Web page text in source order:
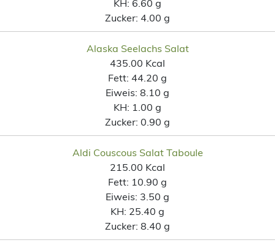
KH: 6.60 g
Zucker: 4.00 g
Alaska Seelachs Salat
435.00 Kcal
Fett: 44.20 g
Eiweis: 8.10 g
KH: 1.00 g
Zucker: 0.90 g
Aldi Couscous Salat Taboule
215.00 Kcal
Fett: 10.90 g
Eiweis: 3.50 g
KH: 25.40 g
Zucker: 8.40 g